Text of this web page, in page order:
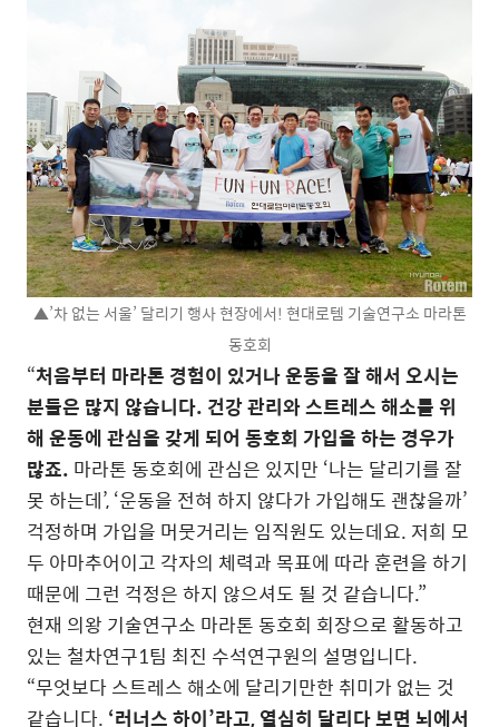
▲’차 없는 서울’ 달리기 행사 현장에서! 현대로템 기술연구소 마라톤
동호회
“처음부터 마라톤 경험이 있거나 운동을 잘 해서 오시는
분들은 많지 않습니다. 건강 관리와 스트레스 해소를 위
해 운동에 관심을 갖게 되어 동호회 가입을 하는 경우가
많죠. 마라톤 동호회에 관심은 있지만 ‘나는 달리기를 잘
못 하는데’, ‘운동을 전혀 하지 않다가 가입해도 괜찮을까’
걱정하며 가입을 머뭇거리는 임직원도 있는데요. 저희 모
두 아마추어이고 각자의 체력과 목표에 따라 훈련을 하기
때문에 그런 걱정은 하지 않으셔도 될 것 같습니다.”
현재 의왕 기술연구소 마라톤 동호회 회장으로 활동하고
있는 철차연구1팀 최진 수석연구원의 설명입니다.
“무엇보다 스트레스 해소에 달리기만한 취미가 없는 것
같습니다. ‘러너스 하이’라고, 열심히 달리다 보면 뇌에서